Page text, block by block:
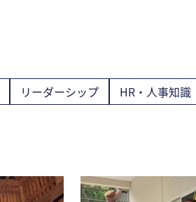
リーダーシップ HR・人事知識